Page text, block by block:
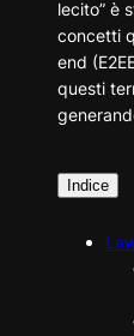
lecito” è
concetti
end
questi
Indice